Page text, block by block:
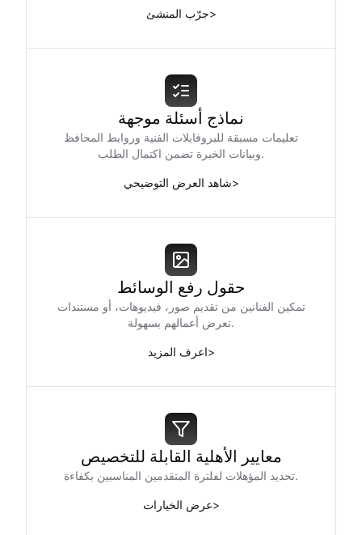
جرّب المنشئ>
نماذج أسئلة موجهة
تعليمات مسبقة للبروفايلات الفنية وروابط المحافظ
وبيانات الخبرة تضمن اكتمال الطلب.
شاهد العرض التوضيحي>
حقول رفع الوسائط
تمكين الفنانين من تقديم صور، فيديوهات، أو مستندات
تعرض أعمالهم بسهولة.
اعرف المزيد>
معايير الأهلية القابلة للتخصيص
تحديد المؤهلات لفلترة المتقدمين المناسبين بكفاءة.
عرض الخيارات>